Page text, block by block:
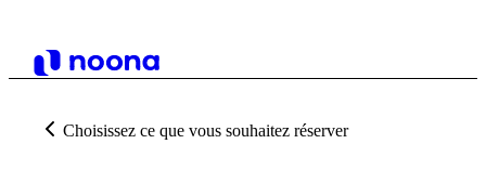
Choisissez ce que vous souhaitez réserver